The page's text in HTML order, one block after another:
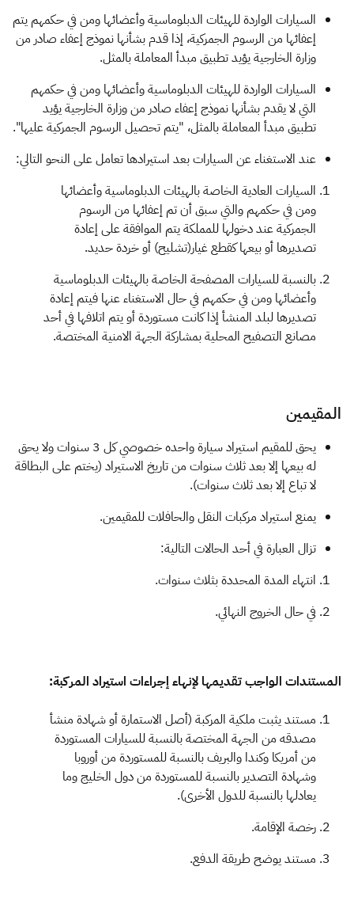
السيارات الواردة للهيئات الدبلوماسية وأعضائها ومن في حكمهم يتم
إعفائها من الرسوم الجمركية، إذا قدم بشأنها نموذج إعفاء صادر من
وزارة الخارجية يؤيد تطبيق مبدأ المعاملة بالمثل.
السيارات الواردة للهيئات الدبلوماسية وأعضائها ومن في حكمهم
التي لا يقدم بشأنها نموذج إعفاء صادر من وزارة الخارجية يؤيد
تطبيق مبدأ المعاملة بالمثل، "يتم تحصيل الرسوم الجمركية عليها".
عند الاستغناء عن السيارات بعد استيرادها تعامل على النحو التالي:
السيارات العادية الخاصة بالهيئات الدبلوماسية وأعضائها
ومن في حكمهم والتي سبق أن تم إعفائها من الرسوم
الجمركية عند دخولها للمملكة يتم الموافقة على إعادة
تصديرها أو بيعها كقطع غيار(تشليح) أو خردة حديد.
بالنسبة للسيارات المصفحة الخاصة بالهيئات الدبلوماسية
وأعضائها ومن في حكمهم في حال الاستغناء عنها فيتم إعادة
تصديرها لبلد المنشأ إذا كانت مستوردة أو يتم اتلافها في أحد
مصانع التصفيح المحلية بمشاركة الجهة الامنية المختصة.
المقيمين
يحق للمقيم استيراد سيارة واحده خصوصي كل 3 سنوات ولا يحق
له بيعها إلا بعد ثلاث سنوات من تاريخ الاستيراد (يختم على البطاقة
لا تباع إلا بعد ثلاث سنوات).
يمنع استيراد مركبات النقل والحافلات للمقيمين.
تزال العبارة في أحد الحالات التالية:
انتهاء المدة المحددة بثلاث سنوات.
في حال الخروج النهائي.
المستندات الواجب تقديمها لإنهاء إجراءات استيراد المركبة:
مستند يثبت ملكية المركبة (أصل الاستمارة أو شهادة منشأ
مصدقه من الجهة المختصة بالنسبة للسيارات المستوردة
من أمريكا وكندا والبريف بالنسبة للمستوردة من أوروبا
وشهادة التصدير بالنسبة للمستوردة من دول الخليج وما
يعادلها بالنسبة للدول الأخرى).
رخصة الإقامة​​.
مستند يوضح طريقة الدفع.